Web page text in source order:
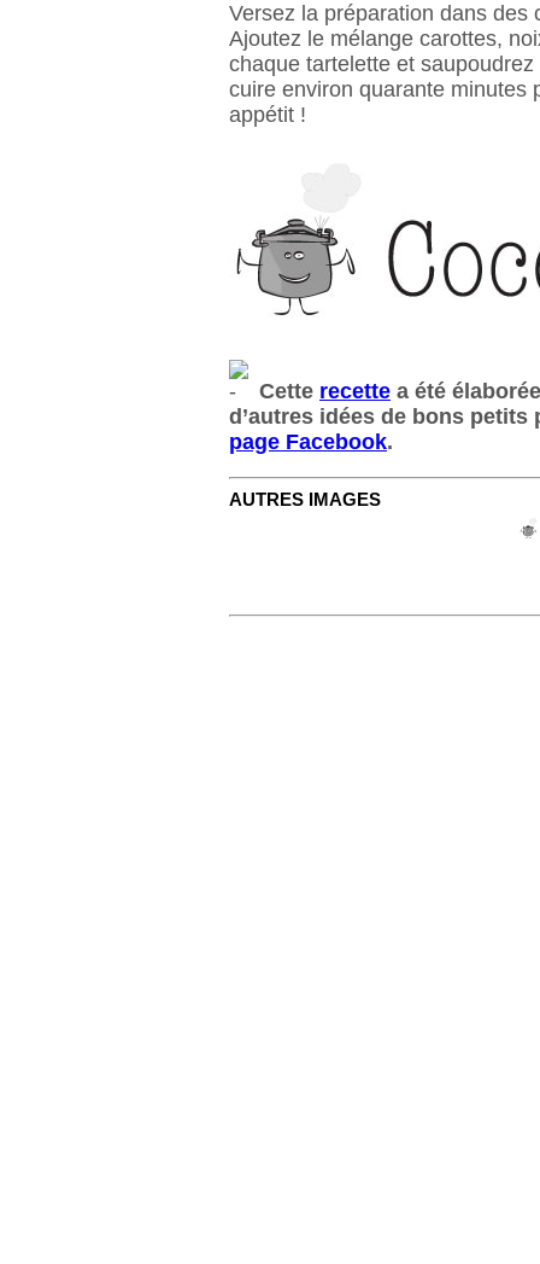
Versez la préparation dans des
Ajoutez le mélange carottes,
chaque tartelette et
cuire environ quarante minutes
appétit !
Cette recette a été
d’autres idées de bons
page Facebook.
AUTRES IMAGES